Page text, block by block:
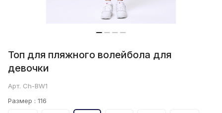
Топ для пляжного волейбола для
девочки
Арт. Ch-BW1
Размер : 116